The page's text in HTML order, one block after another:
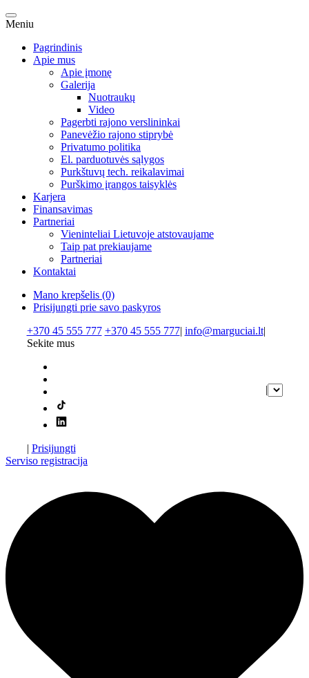
Meniu
Pagrindinis
Apie mus
Apie įmonę
Galerija
Nuotraukų
Video
Pagerbti rajono verslininkai
Panevėžio rajono stiprybė
Privatumo politika
El. parduotuvės sąlygos
Purkštuvų tech. reikalavimai
Purškimo įrangos taisyklės
Karjera
Finansavimas
Partneriai
Vieninteliai Lietuvoje atstovaujame
Taip pat prekiaujame
Partneriai
Kontaktai
Mano krepšelis (0)
Prisijungti prie savo paskyros
+370 45 555 777 +370 45 555 777| info@marguciai.lt|
Sekite mus
| Prisijungti
|
Serviso registracija